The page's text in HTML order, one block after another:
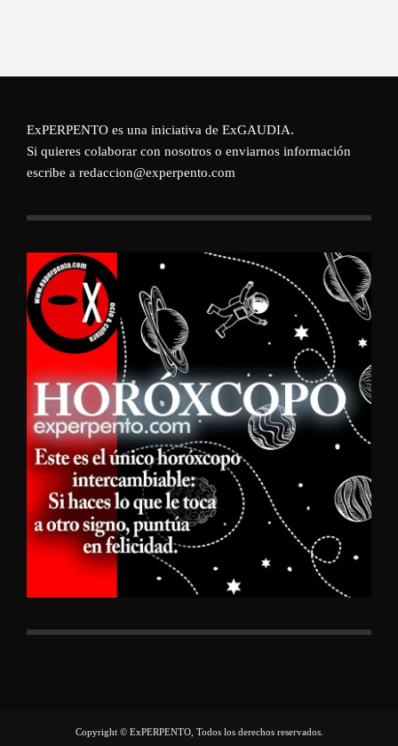
ExPERPENTO es una iniciativa de ExGAUDIA.
Si quieres colaborar con nosotros o enviarnos información
escribe a redaccion@experpento.com
Copyright © ExPERPENTO, Todos los derechos reservados.